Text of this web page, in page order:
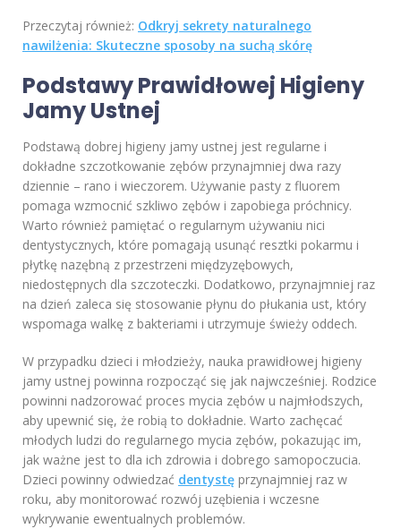
Przeczytaj również: Odkryj sekrety naturalnego
nawilżenia: Skuteczne sposoby na suchą skórę
Podstawy Prawidłowej Higieny
Jamy Ustnej
Podstawą dobrej higieny jamy ustnej jest regularne i
dokładne szczotkowanie zębów przynajmniej dwa razy
dziennie – rano i wieczorem. Używanie pasty z fluorem
pomaga wzmocnić szkliwo zębów i zapobiega próchnicy.
Warto również pamiętać o regularnym używaniu nici
dentystycznych, które pomagają usunąć resztki pokarmu i
płytkę nazębną z przestrzeni międzyzębowych,
niedostępnych dla szczoteczki. Dodatkowo, przynajmniej raz
na dzień zaleca się stosowanie płynu do płukania ust, który
wspomaga walkę z bakteriami i utrzymuje świeży oddech.
W przypadku dzieci i młodzieży, nauka prawidłowej higieny
jamy ustnej powinna rozpocząć się jak najwcześniej. Rodzice
powinni nadzorować proces mycia zębów u najmłodszych,
aby upewnić się, że robią to dokładnie. Warto zachęcać
młodych ludzi do regularnego mycia zębów, pokazując im,
jak ważne jest to dla ich zdrowia i dobrego samopoczucia.
Dzieci powinny odwiedzać dentystę przynajmniej raz w
roku, aby monitorować rozwój uzębienia i wczesne
wykrywanie ewentualnych problemów.